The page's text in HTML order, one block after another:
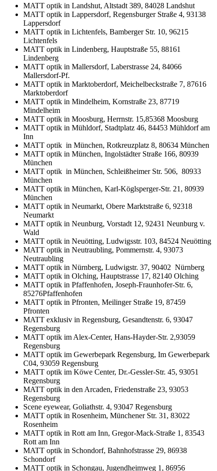
MATT optik in Landshut, Altstadt 389, 84028 Landshut
MATT optik in Lappersdorf, Regensburger Straße 4, 93138
Lappersdorf
MATT optik in Lichtenfels, Bamberger Str. 10, 96215
Lichtenfels
MATT optik in Lindenberg, Hauptstraße 55, 88161
Lindenberg
MATT optik in Mallersdorf, Laberstrasse 24, 84066
Mallersdorf-Pf.
MATT optik in Marktoberdorf, Meichelbeckstraße 7, 87616
Marktoberdorf
MATT optik in Mindelheim, Kornstraße 23, 87719
Mindelheim
MATT optik in Moosburg, Herrnstr. 15,85368 Moosburg
MATT optik in Mühldorf, Stadtplatz 46, 84453 Mühldorf am
Inn
MATT optik in München, Rotkreuzplatz 8, 80634 München
MATT optik in München, Ingolstädter Straße 166, 80939
München
MATT optik in München, Schleißheimer Str. 506, 80933
München
MATT optik in München, Karl-Köglsperger-Str. 21, 80939
München
MATT optik in Neumarkt, Obere Marktstraße 6, 92318
Neumarkt
MATT optik in Neunburg, Vorstadt 12, 92431 Neunburg v.
Wald
MATT optik in Neuötting, Ludwigsstr. 103, 84524 Neuötting
MATT optik in Neutraubling, Pommernstr. 4, 93073
Neutraubling
MATT optik in Nürnberg, Ludwigstr. 37, 90402 Nürnberg
MATT optik in Olching, Hauptstrasse 17, 82140 Olching
MATT optik in Pfaffenhofen, Joseph-Fraunhofer-Str. 6,
85276Pfaffenhofen
MATT optik in Pfronten, Meilinger Straße 19, 87459
Pfronten
MATT exklusiv in Regensburg, Gesandtenstr. 6, 93047
Regensburg
MATT optik im Alex-Center, Hans-Hayder-Str. 2,93059
Regensburg
MATT optik im Gewerbepark Regensburg, Im Gewerbepark
C04, 93059 Regensburg
MATT optik im Köwe Center, Dr.-Gessler-Str. 45, 93051
Regensburg
MATT optik in den Arcaden, Friedenstraße 23, 93053
Regensburg
Scene eyewear, Goliathstr. 4, 93047 Regensburg
MATT optik in Rosenheim, Münchener Str. 31, 83022
Rosenheim
MATT optik in Rott am Inn, Gregor-Mack-Straße 1, 83543
Rott am Inn
MATT optik in Schondorf, Bahnhofstrasse 29, 86938
Schondorf
MATT optik in Schongau, Jugendheimweg 1, 86956